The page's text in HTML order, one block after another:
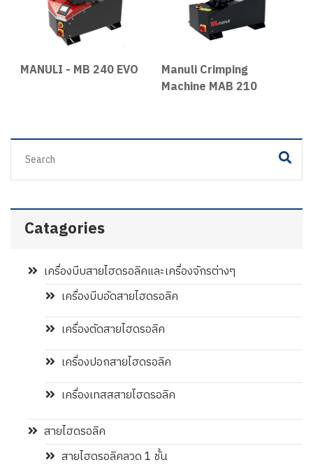
MANULI - MB 240 EVO
Manuli Crimping
Machine MAB 210
Catagories
เครื่องบีบสายไฮดรอลิคและเครื่องจักรต่างๆ
เครื่องบีบอัดสายไฮดรอลิค
เครื่องตัดสายไฮดรอลิค
เครื่องปอกสายไฮดรอลิค
เครื่องเทสสสายไฮดรอลิค
สายไฮดรอลิค
สายไฮดรอลิคลวด 1 ชั้น